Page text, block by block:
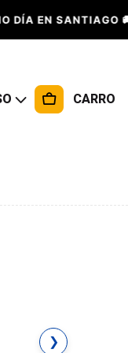
EN SANTIAGO 🚚 •
CARRO
❯